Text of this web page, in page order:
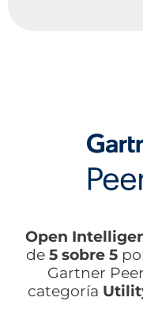
Open
de 5 sobre 5
Gartner
categoría